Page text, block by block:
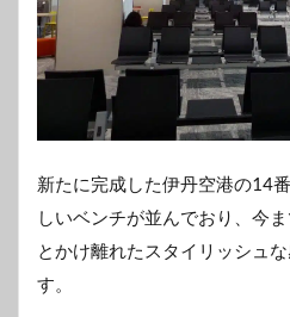
新たに完成した伊丹空港の14
しいベンチが並んでおり、今
とかけ離れたスタイリッシュ
す。